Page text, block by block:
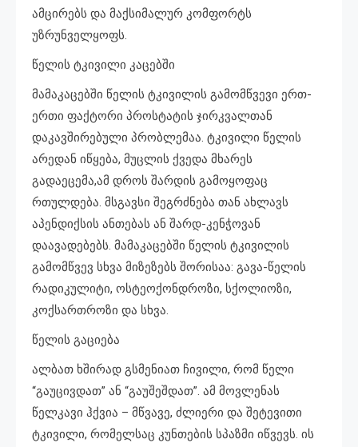
ამცირებს და მაქსიმალურ კომფორტს
უზრუნველყოფს.
წელის ტკივილი კაცებში
მამაკაცებში წელის ტკივილის გამომწვევი ერთ-
ერთი ფაქტორი პროსტატის ჯირკვალთან
დაკავშირებული პრობლემაა. ტკივილი წელის
არედან იწყება, მუცლის ქვედა მხარეს
გადაეცემა,ამ დროს შარდის გამოყოფაც
რთულდება. მსგავსი შეგრძნება თან ახლავს
აპენდიქსის ანთებას ან შარდ-კენჭოვან
დაავადებებს. მამაკაცებში წელის ტკივილის
გამომწვევ სხვა მიზეზებს შორისაა: გავა-წელის
რადიკულიტი, ოსტეოქონდროზი, სქოლიოზი,
კოქსართროზი და სხვა.
წელის გაციება
ალბათ ხშირად გსმენიათ ჩივილი, რომ წელი
“გაუცივდათ” ან “გაუშეშდათ”. ამ მოვლენას
წელკავი ჰქვია – მწვავე, ძლიერი და შეტევითი
ტკივილი, რომელსაც კუნთების სპაზმი იწვევს. ის